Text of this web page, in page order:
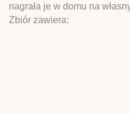
nagrała je w domu na
Zbiór zawiera: